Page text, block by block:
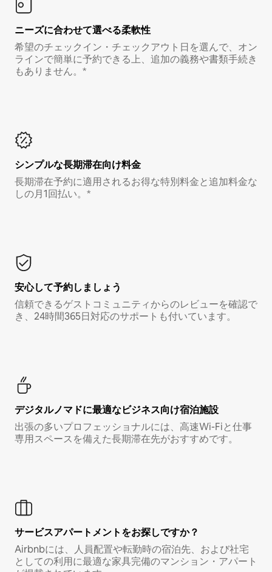
ニーズに合わせて選べる柔軟性
希望のチェックイン・チェックアウト日を選んで、オン
ラインで簡単に予約できる上、追加の義務や書類手続き
もありません。*
シンプルな長期滞在向け料金
長期滞在予約に適用されるお得な特別料金と追加料金な
しの月1回払い。*
安心して予約しましょう
信頼できるゲストコミュニティからのレビューを確認で
き、24時間365日対応のサポートも付いています。
デジタルノマド⁠に最⁠適⁠なビ⁠ジ⁠ネ⁠ス⁠向⁠け宿⁠泊⁠施⁠設
出張の多いプロフェッショナルには、高速Wi-Fiと仕事
専用スペースを備えた長期滞在先がおすすめです。
サービスアパートメントをお探しですか？
Airbnbには、人員配置や転勤時の宿泊先、および社宅
としての利用に最適な家具完備のマンション・アパート